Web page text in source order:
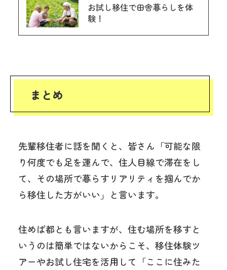
お試し移住で田舎暮らしを体
験！
まとめ
先輩移住者に話を聞くと、皆さん「可能な限
り何度でも足を運んで、住人目線で滞在をし
て、その場所で暮らすリアリティを掴んでか
ら移住した方がいい」と言います。
住めば都とも言いますが、住む場所を移すと
いうのは簡単ではないからこそ、移住体験ツ
アーやお試し住宅を活用して「ここに住みた